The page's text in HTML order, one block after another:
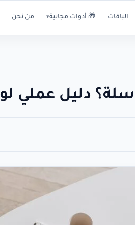
الباقات 🎁 أدوات مجانية▾ من نحن
دليل عملي